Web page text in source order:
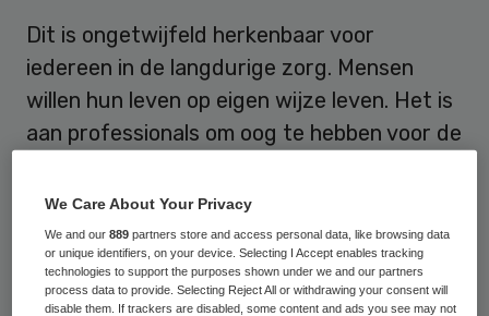
Dit is ongetwijfeld herkenbaar voor
iedereen in de langdurige zorg. Mensen
willen hun leven op eigen wijze leven. Het is
aan professionals om oog te hebben voor de
De onlangs ontwikkelde
Kwaliteitsstandaard Levensvragen geeft
zorgverleners handvatten om meer en
beter met cliënten in gesprek te gaan.
We Care About Your Privacy
We and our889 partners store and access personal data, like browsing data
or unique identifiers, on your device. Selecting I Accept enables tracking
technologies to support the purposes shown under we and our partners
process data to provide. Selecting Reject All or withdrawing your consent will
disable them. If trackers are disabled, some content and ads you see may not